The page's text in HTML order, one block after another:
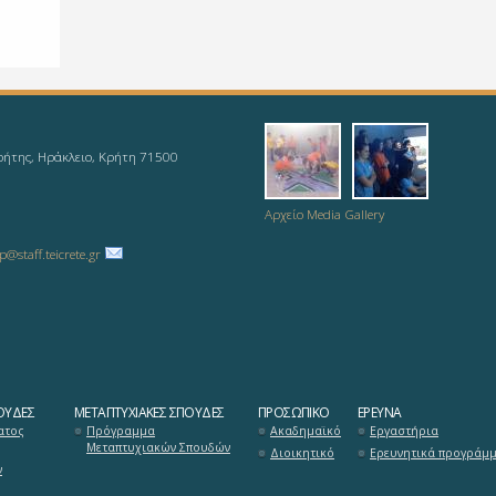
Ηράκλειο, Κρήτη 71500
dromo-
Αρχείο Media Gallery
ΜΕΤΑΠΤΥΧΙΑΚΈΣ ΣΠΟΥΔΈΣ
Πρόγραμμα
Μεταπτυχιακών Σπουδών
ΠΡΟΣΩΠΙΚΌ
Ακαδημαϊκό
Διοικητικό
ΈΡΕΥΝΑ
Εργαστήρια
Ερευνητικά